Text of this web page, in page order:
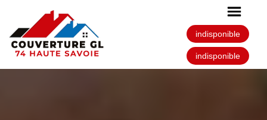
indisponible
indisponible